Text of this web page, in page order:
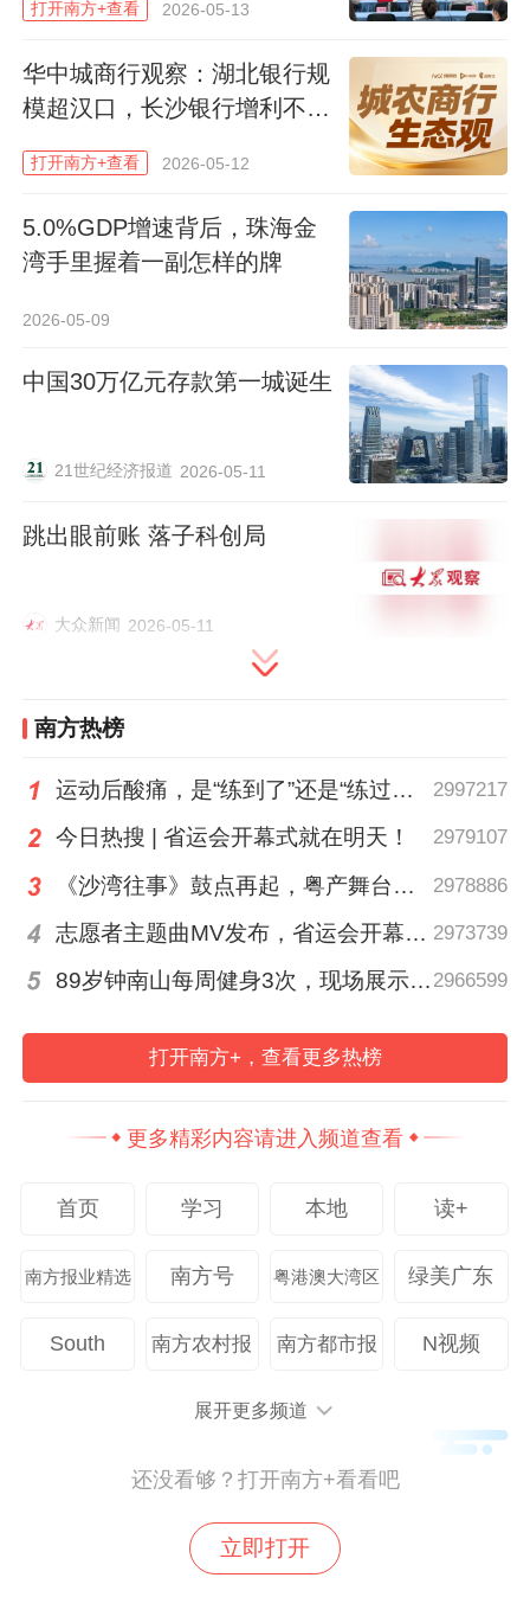
一边托住民生的“烟火气”，一边向高端制
造、绿色低碳等新赛道布局。数据显示，先
超过了11%，科技型企业的贷款余额增速更
是高达25.88%，绿色贷款也以25%的增速
领跑全省。
“我们正在进行技术改造，布局绿色新材料，
银行主动上门匹配了长达五年的低息贷款，
这给了我们转型跨越的底气。”一名专精特新
刻。
南方日报、南方+客户端原创，未经授权不得
本文作者
伍杰
美姿颜，好笑语，性阔达听受。
打开南方+查看 2026-05-13
华中城商行观察：湖北银行规
模超汉口，长沙银行增利不增
打开南方+查看 2026-05-12
5.0%GDP增速背后，珠海金
湾手里握着一副怎样的牌
2026-05-09
中国30万亿元存款第一城诞生
21世纪经济报道 2026-05-11
跳出眼前账 落子科创局
大众新闻 2026-05-11
南方热榜
运动后酸痛，是“练到了”还是“练过了”？ 2997217
今日热搜 | 省运会开幕式就在明天！ 2979107
《沙湾往事》鼓点再起，粤产舞台精品何以永葆“青春”？丨艺·问 2978886
志愿者主题曲MV发布，省运会开幕式“小青荔”准备好了！ 2973739
89岁钟南山每周健身3次，现场展示常用拉力器 2966599
打开南方+，查看更多热榜
更多精彩内容请进入频道查看
首页 学习 本地 读+
南方报业精选 南方号 粤港澳大湾区 绿美广东
South 南方农村报 南方都市报 N视频
展开更多频道
还没看够？打开南方+看看吧
立即打开